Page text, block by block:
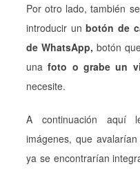
Por otro lado, también
introducir unbotón de
de WhatsApp, botón
una foto o grabe un
necesite.
A continuación aquí
imágenes, que
ya se encontrarían